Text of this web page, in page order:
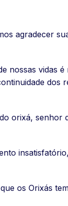
agradecer
nossas vidas
dos
orixá, senhor
os Orixás